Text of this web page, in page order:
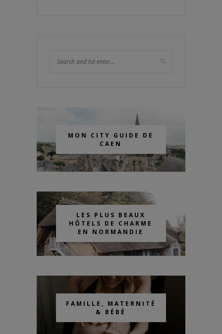
MON CITY GUIDE DE
CAEN
LES PLUS BEAUX
HÔTELS DE CHARME
EN NORMANDIE
FAMILLE, MATERNITÉ
& BÉBÉ